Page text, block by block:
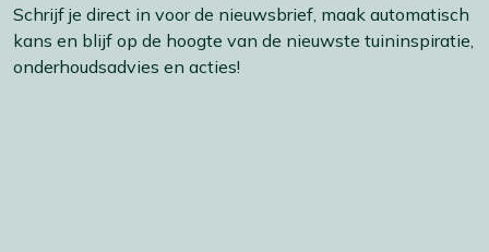
Schrijf je direct in voor de nieuwsbrief, maak automatisch
kans en blijf op de hoogte van de nieuwste tuininspiratie,
onderhoudsadvies en acties!